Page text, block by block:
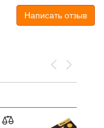
Написать отзыв